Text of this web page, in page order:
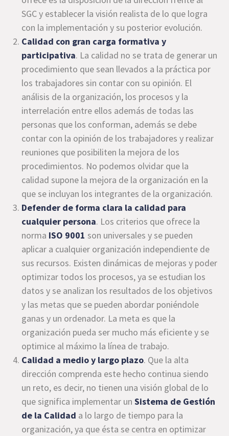
SGC y establecer la visión realista de lo que logra
con la implementación y su posterior evolución.
Calidad con gran carga formativa y
participativa. La calidad no se trata de generar un
procedimiento que sean llevados a la práctica por
los trabajadores sin contar con su opinión. El
análisis de la organización, los procesos y la
interrelación entre ellos además de todas las
personas que los conforman, además se debe
contar con la opinión de los trabajadores y realizar
reuniones que posibiliten la mejora de los
procedimientos. No podemos olvidar que la
calidad supone la mejora de la organización en la
que se incluyan los integrantes de la organización.
Defender de forma clara la calidad para
cualquier persona. Los criterios que ofrece la
norma ISO 9001 son universales y se pueden
aplicar a cualquier organización independiente de
sus recursos. Existen dinámicas de mejoras y poder
optimizar todos los procesos, ya se estudian los
datos y se analizan los resultados de los objetivos
y las metas que se pueden abordar poniéndole
ganas y un ordenador. La meta es que la
organización pueda ser mucho más eficiente y se
optimice al máximo la línea de trabajo.
Calidad a medio y largo plazo. Que la alta
dirección comprenda este hecho continua siendo
un reto, es decir, no tienen una visión global de lo
que significa implementar unSistema de Gestión
de la Calidad a lo largo de tiempo para la
organización, ya que ésta se centra en optimizar